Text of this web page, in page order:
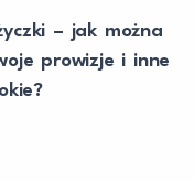
– jak można
prowizje i inne